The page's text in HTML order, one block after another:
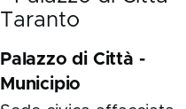
Palazzo di Città -
Municipio